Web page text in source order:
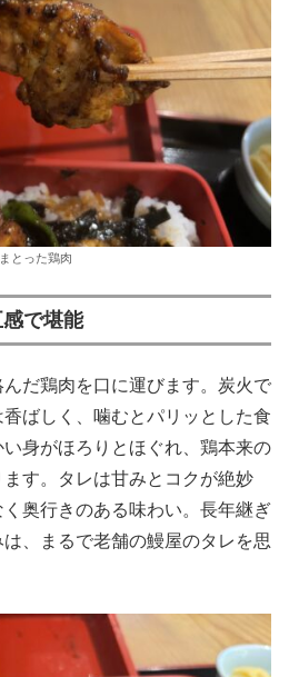
とった鶏肉
で堪能
だ鶏肉を口に運びます。炭火で
ばしく、噛むとパリッとした食
身がほろりとほぐれ、鶏本来の
す。タレは甘みとコクが絶妙
奥行きのある味わい。長年継ぎ
、まるで老舗の鰻屋のタレを思